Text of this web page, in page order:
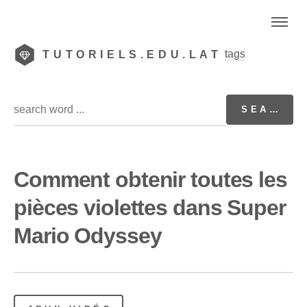
TUTORIELS.EDU.LAT tags
Comment obtenir toutes les
pièces violettes dans Super
Mario Odyssey